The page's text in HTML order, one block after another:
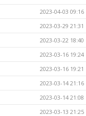
2023-04-03 09:16
2023-03-29 21:31
2023-03-22 18:40
2023-03-16 19:24
2023-03-16 19:21
2023-03-14 21:16
2023-03-14 21:08
2023-03-13 21:25